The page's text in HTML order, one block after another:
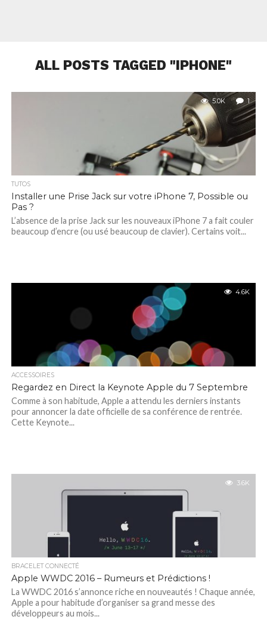
ALL POSTS TAGGED "IPHONE"
5.0K 1
TUTOS
Installer une Prise Jack sur votre iPhone 7, Possible ou
Pas ?
L’absence de la prise Jack sur les nouveaux iPhone 7 a fait couler
beaucoup d’encre (ou usé beaucoup de clavier). Certains voit...
4.6K
ACCESSOIRES
Regardez en Direct la Keynote Apple du 7 Septembre
Comme à son habitude, Apple a attendu les derniers instants
pour annoncer la date officielle de sa conférence de rentrée.
Cette Keynote...
3.6K
BRACELET CONNECTÉ
Apple WWDC 2016 – Rumeurs et Prédictions !
La WWDC 2016 s’annonce riche en nouveautés ! Chaque année,
Apple a pour habitude d’organiser sa grand messe des
développeurs au mois...